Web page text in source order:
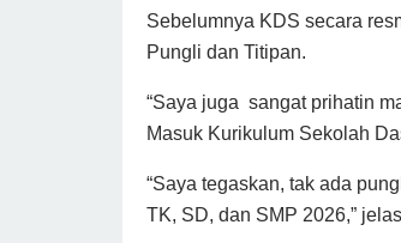
Sebelumnya KDS secara
Pungli dan Titipan.
“Saya juga sangat prihatin
Masuk Kurikulum Sekolah
“Saya tegaskan, tak ada
TK, SD, dan SMP 2026,”